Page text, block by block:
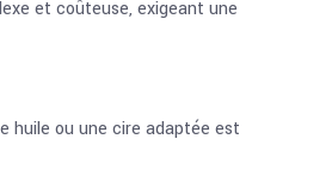
et coûteuse, exigeant une
huile ou une cire adaptée est